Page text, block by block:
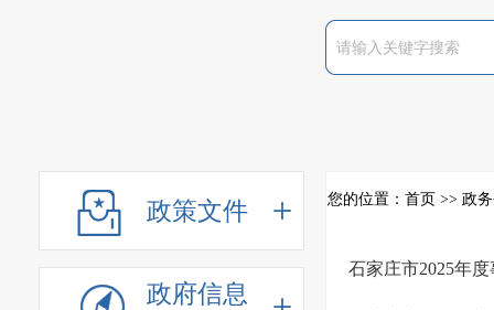
政策文件
政府信息
您的位置： 首页 >> 政
石家庄市2025年